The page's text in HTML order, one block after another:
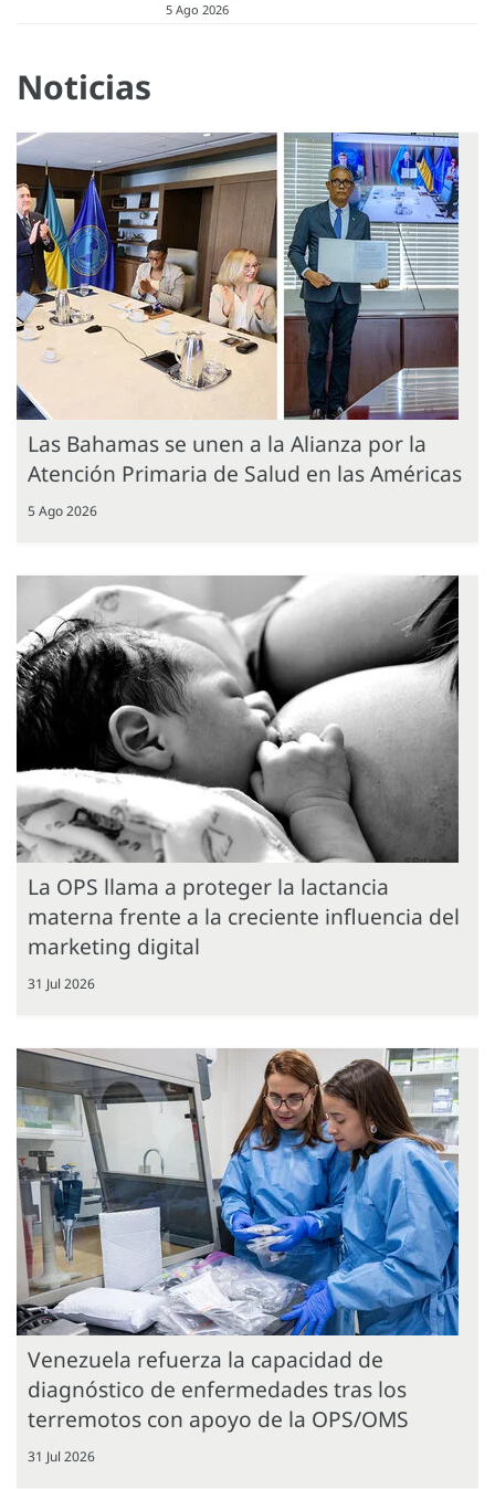
5 Ago 2026
Noticias
Las Bahamas se unen a la Alianza por la
Atención Primaria de Salud en las Américas
5 Ago 2026
La OPS llama a proteger la lactancia
materna frente a la creciente influencia del
marketing digital
31 Jul 2026
Venezuela refuerza la capacidad de
diagnóstico de enfermedades tras los
terremotos con apoyo de la OPS/OMS
31 Jul 2026